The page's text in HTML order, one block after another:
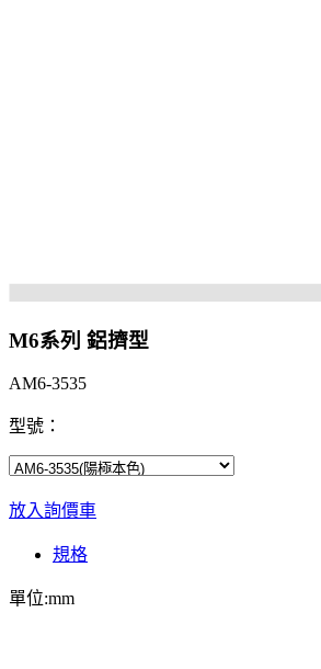
M6系列 鋁擠型
AM6-3535
型號：
放入詢價車
規格
單位:mm